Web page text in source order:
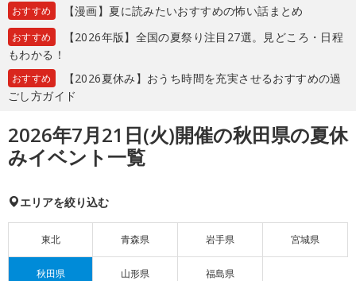
おすすめ 【漫画】夏に読みたいおすすめの怖い話まとめ
おすすめ
【2026年版】全国の夏祭り注目27選。見どころ・日程
もわかる！
おすすめ
【2026夏休み】おうち時間を充実させるおすすめの過
ごし方ガイド
2026年7月21日(火)開催の秋田県の夏休
みイベント一覧
エリアを絞り込む
東北 青森県 岩手県 宮城県
秋田県 山形県 福島県